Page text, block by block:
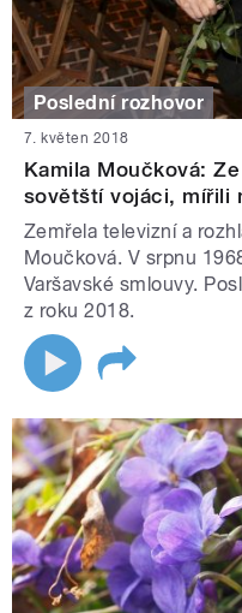
Poslední rozhovor
7. květen 2018
Kamila Moučková:
sovětští vojáci, mířili
Zemřela televizní a
Moučková. V srpnu
Varšavské smlouvy.
z roku 2018.